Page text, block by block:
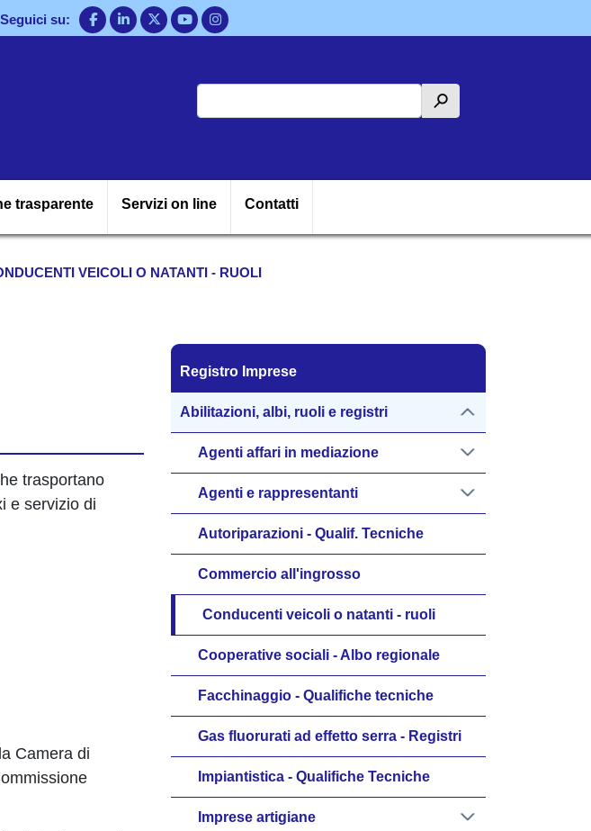
Seguici su:
h
principale
trasparente Servizi on line Contatti
VEICOLI O NATANTI - RUOLI
trasportano
e servizio di
Camera di
Registro Imprese
Registro Imprese
Abilitazioni, albi, ruoli e registri
Agenti affari in mediazione
Agenti e rappresentanti
Autoriparazioni - Qualif. Tecniche
Commercio all'ingrosso
Conducenti veicoli o natanti - ruoli
Cooperative sociali - Albo regionale
Facchinaggio - Qualifiche tecniche
Gas fluorurati ad effetto serra - Registri
Impiantistica - Qualifiche Tecniche
Imprese artigiane